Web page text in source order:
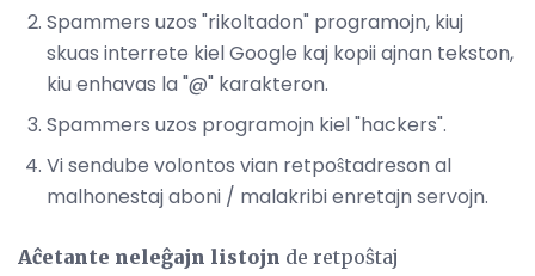
Spammers uzos "rikoltadon" programojn, kiuj
skuas interrete kiel Google kaj kopii ajnan tekston,
kiu enhavas la "@" karakteron.
Spammers uzos programojn kiel "hackers".
Vi sendube volontos vian retpoŝtadreson al
malhonestaj aboni / malakribi enretajn servojn.
Aĉetante neleĝajn listojn de retpoŝtaj